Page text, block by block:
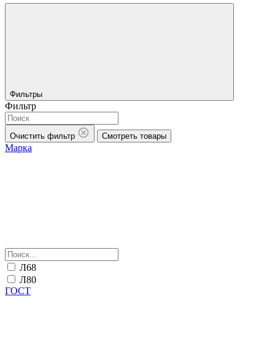
Фильтры
Фильтр
Очистить фильтр Смотреть товары
Марка
Л68
Л80
ГОСТ